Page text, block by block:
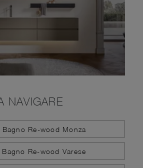
NAVIGARE
Bagno Re-wood Monza
Re-wood Varese